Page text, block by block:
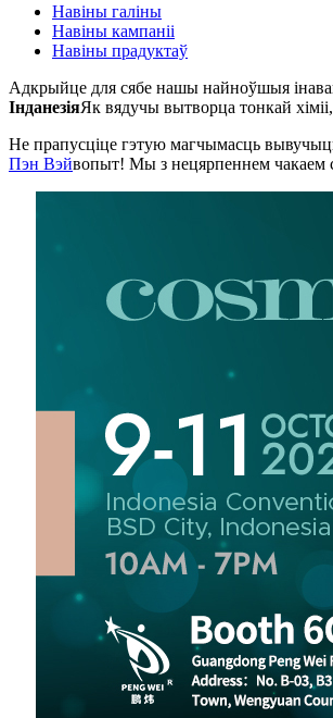
Навіны галіны
Навіны кампаніі
Навіны прадуктаў
Адкрыйце для сябе нашы найноўшыя
ІнданезіяЯк вядучы вытворца тонкай
Не прапусціце гэтую магчымасць
Пэн Вэйвопыт! Мы з нецярпеннем чакаем